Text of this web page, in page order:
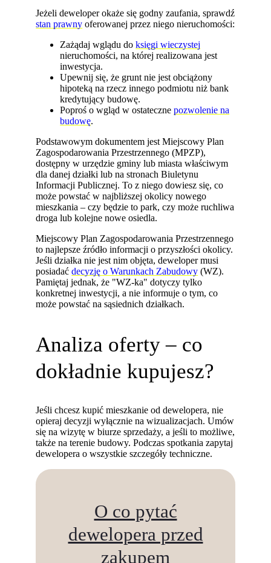
Jeżeli deweloper okaże się godny zaufania, sprawdź
stan prawny oferowanej przez niego nieruchomości:
Zażądaj wglądu doksięgi wieczystej
nieruchomości, na której realizowana jest
inwestycja.
Upewnij się, że grunt nie jest obciążony
hipoteką na rzecz innego podmiotu niż bank
kredytujący budowę.
Poproś o wgląd w ostatecznepozwolenie na
budowę.
Podstawowym dokumentem jest Miejscowy Plan
Zagospodarowania Przestrzennego (MPZP),
dostępny w urzędzie gminy lub miasta właściwym
dla danej działki lub na stronach Biuletynu
Informacji Publicznej. To z niego dowiesz się, co
może powstać w najbliższej okolicy nowego
mieszkania – czy będzie to park, czy może ruchliwa
droga lub kolejne nowe osiedla.
Miejscowy Plan Zagospodarowania Przestrzennego
to najlepsze źródło informacji o przyszłości okolicy.
Jeśli działka nie jest nim objęta, deweloper musi
posiadaćdecyzję o Warunkach Zabudowy (WZ).
Pamiętaj jednak, że "WZ-ka" dotyczy tylko
konkretnej inwestycji, a nie informuje o tym, co
może powstać na sąsiednich działkach.
Analiza oferty – co
dokładnie kupujesz?
Jeśli chcesz kupić mieszkanie od dewelopera, nie
opieraj decyzji wyłącznie na wizualizacjach. Umów
się na wizytę w biurze sprzedaży, a jeśli to możliwe,
także na terenie budowy. Podczas spotkania zapytaj
dewelopera o wszystkie szczegóły techniczne.
O co pytać
dewelopera przed
zakupem